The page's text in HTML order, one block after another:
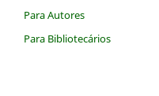
Para Autores
Para Bibliotecários